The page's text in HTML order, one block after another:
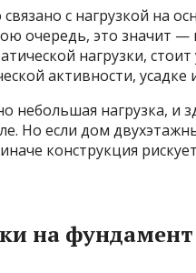
с нагрузкой на
очередь, это значит
нагрузки,
активности, усадке
небольшая нагрузка, и
Но если дом
конструкция
на фундамент